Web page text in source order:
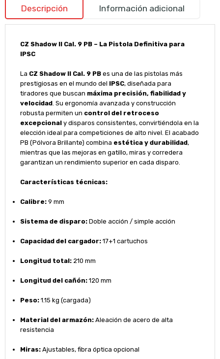
Descripción Información adicional
CZ Shadow II Cal. 9 PB – La Pistola Definitiva para
IPSC
La CZ Shadow II Cal. 9 PBes una de las pistolas más
prestigiosas en el mundo del IPSC, diseñada para
tiradores que buscan máxima precisión, fiabilidad y
velocidad. Su ergonomía avanzada y construcción
robusta permiten un control del retroceso
excepcionaly disparos consistentes, convirtiéndola en la
elección ideal para competiciones de alto nivel. El acabado
PB (Pólvora Brillante) combina estética y durabilidad,
mientras que las mejoras en gatillo, miras y corredera
garantizan un rendimiento superior en cada disparo.
Características técnicas:
Calibre:9 mm
Sistema de disparo:Doble acción / simple acción
Capacidad del cargador:17+1 cartuchos
Longitud total:210 mm
Longitud del cañón:120 mm
Peso:1.15 kg (cargada)
Material del armazón:Aleación de acero de alta
resistencia
Miras:Ajustables, fibra óptica opcional